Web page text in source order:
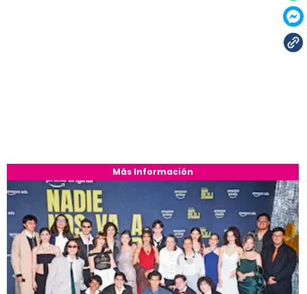
Más Información